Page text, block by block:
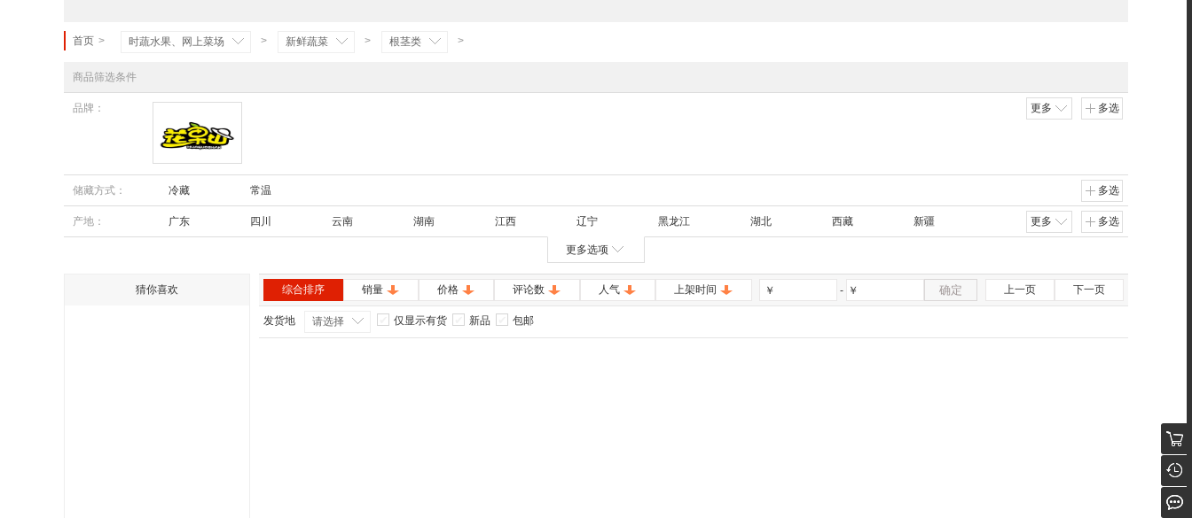
首页 > 时蔬水果、网上菜场 > 新鲜蔬菜 > 根茎类 >
商品筛选条件
品牌：
花果山
更多 多选
储藏方式： 冷藏 常温 多选
产地： 广东 四川 云南 湖南 江西 辽宁 黑龙江 湖北 西藏 新疆 更多 多选
更多选项
猜你喜欢 综合排序 销量 价格 评论数 人气 上架时间 ￥ ￥
- 确定 上一页 下一页
发货地 请选择 仅显示有货 新品 包邮